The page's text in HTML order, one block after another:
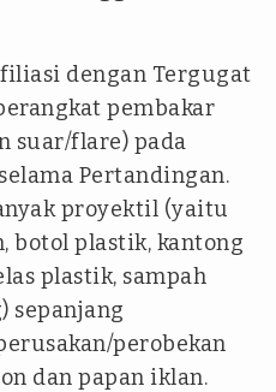
dengan Tergugat
pembakar
suar/flare) pada
Pertandingan.
proyektil (yaitu
botol plastik, kantong
plastik, sampah
sepanjang
perobekan
dan papan iklan.